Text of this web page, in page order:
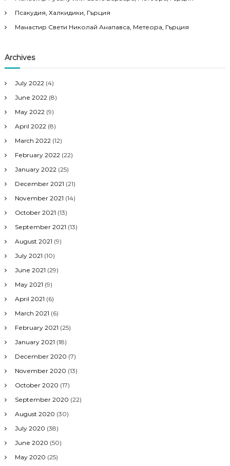
Псакудия, Халкидики, Гърция
Манастир Свети Николай Анапавса, Метеора, Гърция
Archives
July 2022 (4)
June 2022 (8)
May 2022 (9)
April 2022 (8)
March 2022 (12)
February 2022 (22)
January 2022 (25)
December 2021 (21)
November 2021 (14)
October 2021 (13)
September 2021 (13)
August 2021 (9)
July 2021 (10)
June 2021 (29)
May 2021 (9)
April 2021 (6)
March 2021 (6)
February 2021 (25)
January 2021 (18)
December 2020 (7)
November 2020 (13)
October 2020 (17)
September 2020 (22)
August 2020 (30)
July 2020 (38)
June 2020 (50)
May 2020 (25)